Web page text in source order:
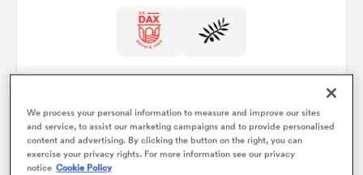
Détails du match
We process your personal information to measure and improve our sites
and service, to assist our marketing campaigns and to provide personalised
content and advertising. By clicking the button on the right, you can
exercise your privacy rights. For more information see our privacy
notice Cookie Policy